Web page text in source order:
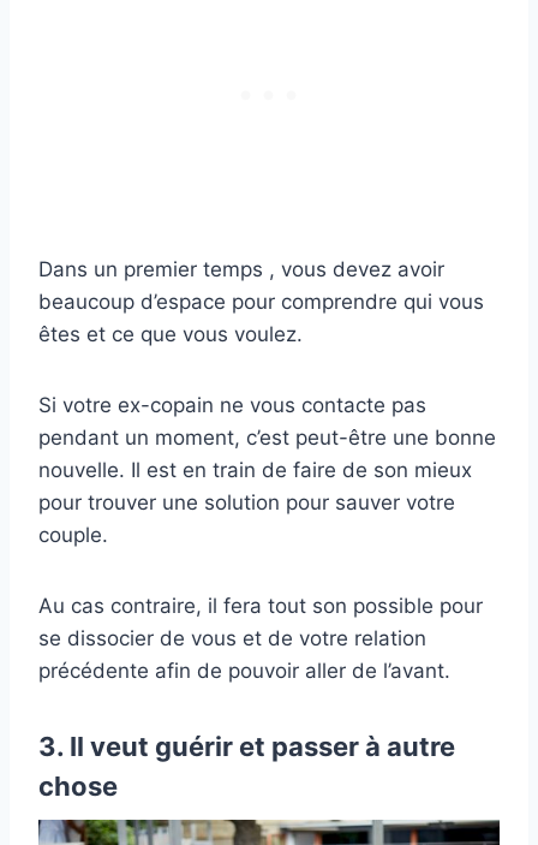
Dans un premier temps , vous devez avoir
beaucoup d’espace pour comprendre qui vous
êtes et ce que vous voulez.
Si votre ex-copain ne vous contacte pas
pendant un moment, c’est peut-être une bonne
nouvelle. Il est en train de faire de son mieux
pour trouver une solution pour sauver votre
couple.
Au cas contraire, il fera tout son possible pour
se dissocier de vous et de votre relation
précédente afin de pouvoir aller de l’avant.
3. Il veut guérir et passer à autre
chose